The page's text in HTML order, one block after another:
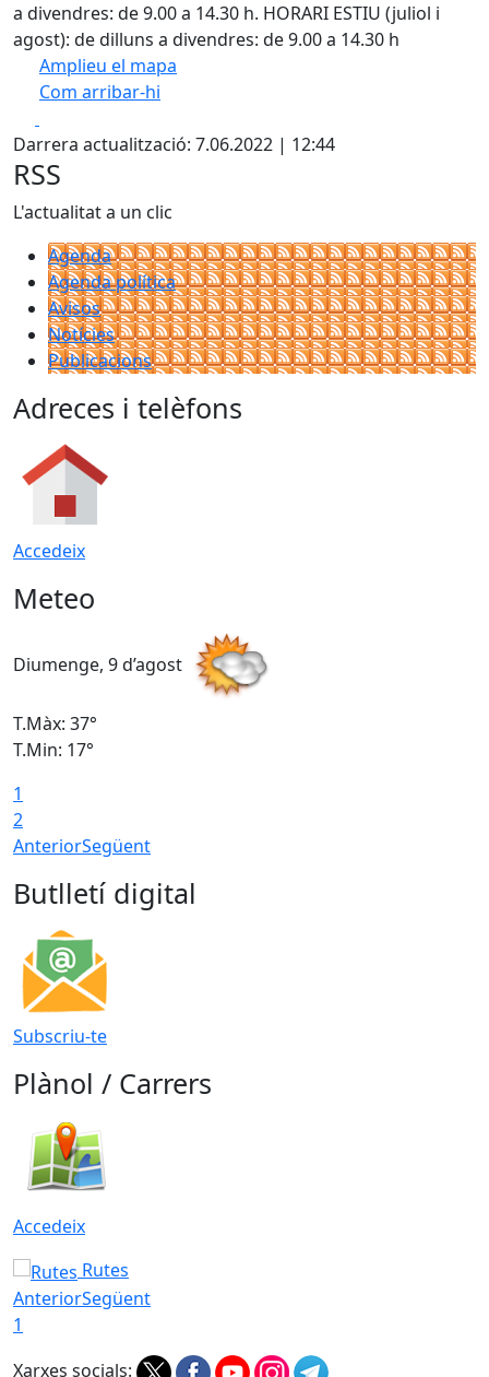
a divendres: de 9.00 a 14.30 h. HORARI ESTIU (juliol i
agost): de dilluns a divendres: de 9.00 a 14.30 h
Amplieu el mapa
Com arribar-hi
+
−
Darrera actualització: 7.06.2022 | 12:44
RSS
L'actualitat a un clic
Agenda
Agenda política
Avisos
Notícies
Publicacions
Adreces i telèfons
Accedeix
Meteo
Diumenge, 9 d’agost
T.Màx: 37°
T.Min: 17°
1
2
AnteriorSegüent
Butlletí digital
Subscriu-te
Plànol / Carrers
Accedeix
Rutes
AnteriorSegüent
1
Xarxes socials: